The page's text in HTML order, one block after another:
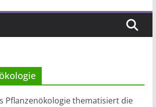
Pflanzenökologie thematisiert die